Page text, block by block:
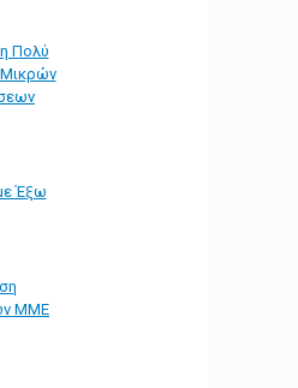
Πολύ
Έξω
ΜΜΕ